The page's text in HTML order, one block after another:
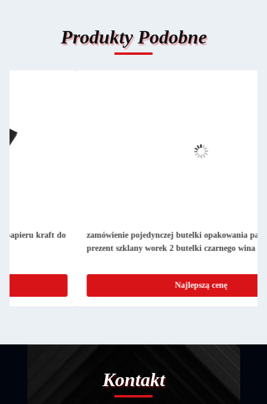
Produkty Podobne
zamówienie pojedynczej butelki opakowania papierowego wina
prezent szklany worek 2 butelki czarnego wina torba torebki
Kontakt